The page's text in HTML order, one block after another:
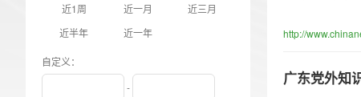
近1周
近一月
近三月
近半年
近一年
自定义：
-
http://
广东党外知